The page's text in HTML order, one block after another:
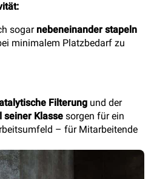
sogar nebeneinander stapeln
minimalem Platzbedarf zu
Filterung und der
seiner Klasse sorgen für ein
– für Mitarbeitende